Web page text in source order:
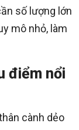
số lượng lớn
mô nhỏ, làm
điểm nổi
cành dẻo